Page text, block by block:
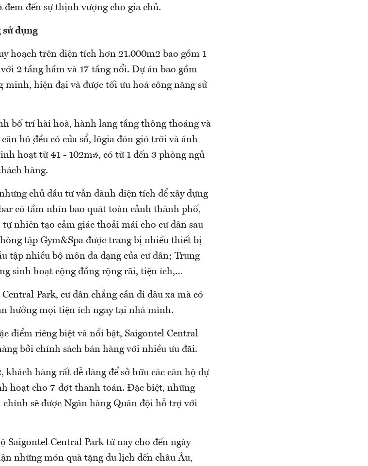
đến sự thịnh vượng cho gia chủ.
sử dụng
hoạch trên diện tích hơn 21.000m2 bao gồm 1
2 tầng hầm và 17 tầng nổi. Dự án bao gồm
minh, hiện đại và được tối ưu hoá công năng sử
bố trí hài hoà, hành lang tầng thông thoáng và
hộ đều có cửa sổ, lôgia đón gió trời và ánh
hoạt từ 41 - 102m², có từ 1 đến 3 phòng ngủ
hàng.
chủ đầu tư vẫn dành diện tích để xây dựng
có tầm nhìn bao quát toàn cảnh thành phố,
nhiên tạo cảm giác thoải mái cho cư dân sau
tập Gym&Spa được trang bị nhiều thiết bị
tập nhiều bộ môn đa dạng của cư dân; Trung
sinh hoạt cộng đồng rộng rãi, tiện ích,…
Park, cư dân chẳng cần đi đâu xa mà có
hưởng mọi tiện ích ngay tại nhà mình.
điểm riêng biệt và nổi bật, Saigontel Central
bởi chính sách bán hàng với nhiều ưu đãi.
hàng rất dễ dàng để sở hữu các căn hộ dự
hoạt cho 7 đợt thanh toán. Đặc biệt, những
chính sẽ được Ngân hàng Quân đội hỗ trợ với
Saigontel Central Park từ nay cho đến ngày
những món quà tặng du lịch đến châu Âu,